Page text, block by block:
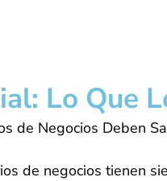
Lo Que
de negocios tienen